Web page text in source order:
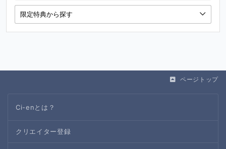
ページトップ
Ci-enとは？
クリエイター登録